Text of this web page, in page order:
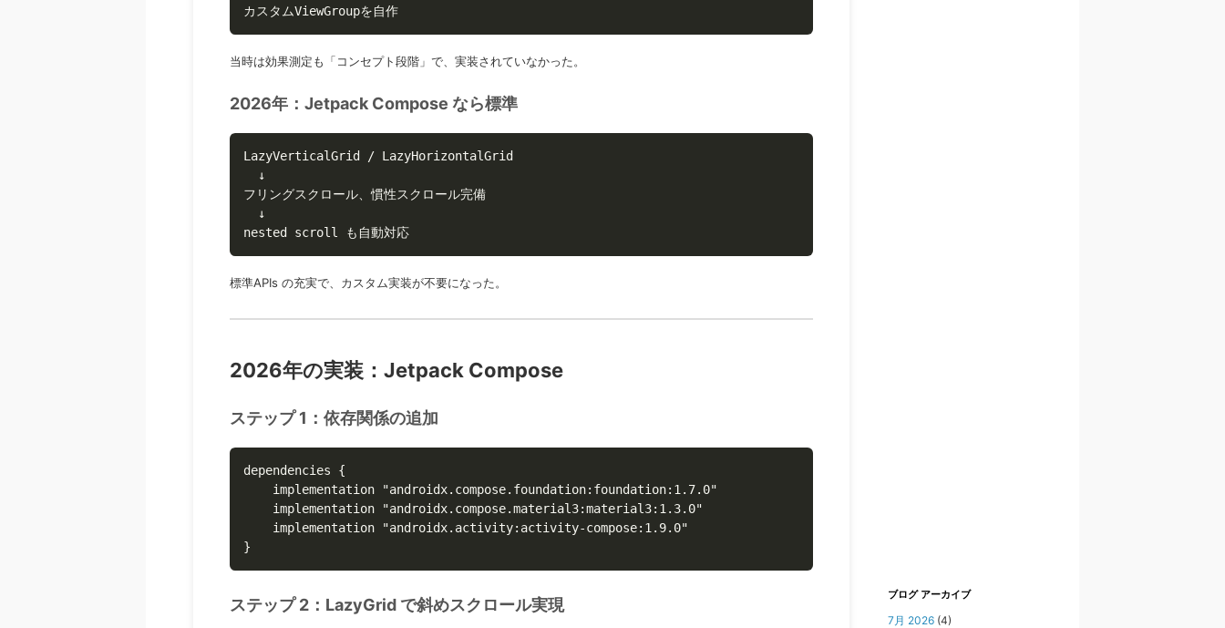
カスタムViewGroupを自作
当時は効果測定も「コンセプト段階」で、実装されていなかった。
2026年：Jetpack Compose なら標準
LazyVerticalGrid / LazyHorizontalGrid
  ↓
フリングスクロール、慣性スクロール完備
  ↓
nested scroll も自動対応
標準APIs の充実で、カスタム実装が不要になった。
2026年の実装：Jetpack Compose
ステップ 1：依存関係の追加
dependencies {
    implementation "androidx.compose.foundation:foundation:1.7.0"
    implementation "androidx.compose.material3:material3:1.3.0"
    implementation "androidx.activity:activity-compose:1.9.0"
}
ステップ 2：LazyGrid で斜めスクロール実現
ブログ アーカイブ
7月 2026 (4)